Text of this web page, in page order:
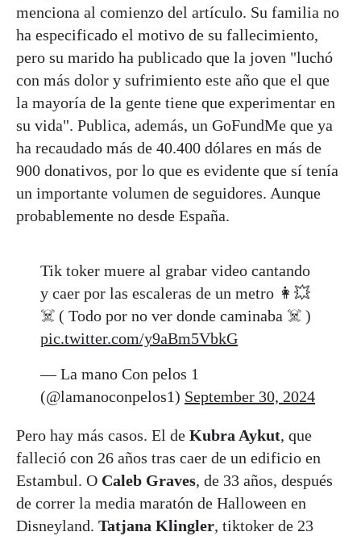
menciona al comienzo del artículo. Su familia no
ha especificado el motivo de su fallecimiento,
pero su marido ha publicado que la joven "luchó
con más dolor y sufrimiento este año que el que
la mayoría de la gente tiene que experimentar en
su vida". Publica, además, un GoFundMe que ya
ha recaudado más de 40.400 dólares en más de
900 donativos, por lo que es evidente que sí tenía
un importante volumen de seguidores. Aunque
probablemente no desde España.
Tik toker muere al grabar video cantando
y caer por las escaleras de un metro 👩💥
☠️ ( Todo por no ver donde caminaba ☠️ )
pic.twitter.com/y9aBm5VbkG
— La mano Con pelos 1
(@lamanoconpelos1) September 30, 2024
Pero hay más casos. El de Kubra Aykut, que
falleció con 26 años tras caer de un edificio en
Estambul. O Caleb Graves, de 33 años, después
de correr la media maratón de Halloween en
Disneyland. Tatjana Klingler, tiktoker de 23